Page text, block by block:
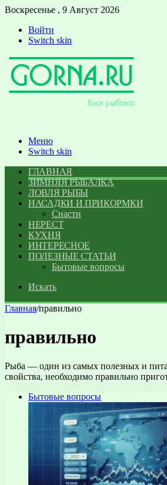
Воскресенье , 9 Август 2026
Войти
Switch skin
Меню
Switch skin
ГЛАВНАЯ
ЗИМНЯЯ РЫБАЛКА
ЛОВЛЯ РЫБЫ
НАСАДКИ И ПРИКОРМКИ
Снасти
НЕРЕСТ
КУХНЯ
ИНТЕРЕСНОЕ
ПОЛЕЗНЫЕ СТАТЬИ
Бытовые вопросы
Искать
Главная/правильно
правильно
Рыба — один из самых полезных и
свойства, необходимо правильно
Бытовые вопросы